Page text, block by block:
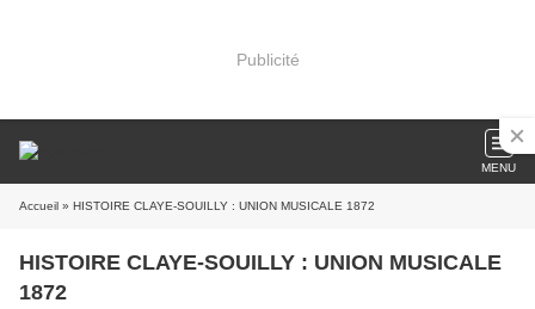
Publicité
MENU
Accueil » HISTOIRE CLAYE-SOUILLY : UNION MUSICALE 1872
HISTOIRE CLAYE-SOUILLY : UNION MUSICALE
1872